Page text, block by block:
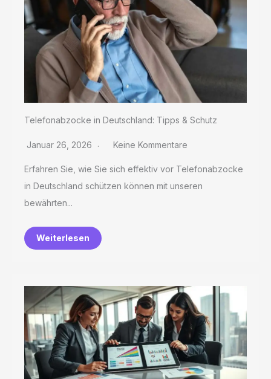
Telefonabzocke in Deutschland: Tipps & Schutz
Januar 26, 2026 Keine Kommentare
Erfahren Sie, wie Sie sich effektiv vor Telefonabzocke
in Deutschland schützen können mit unseren
bewährten...
Weiterlesen